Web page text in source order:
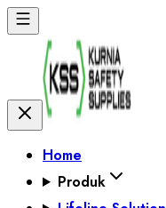
Home
Produk